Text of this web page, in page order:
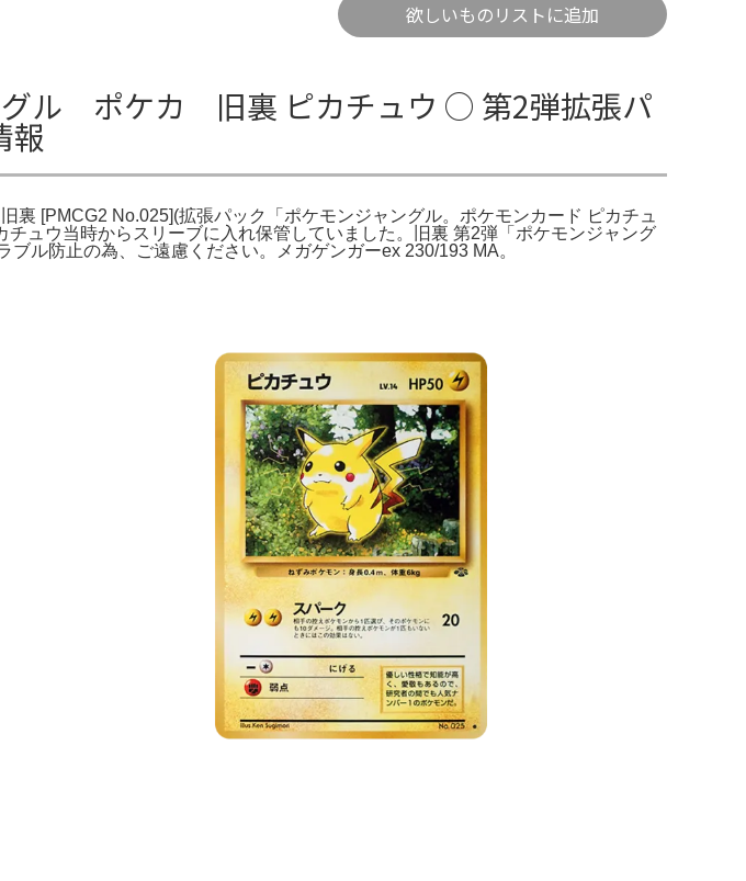
欲しいものリストに追加
グル ポケカ 旧裏 ピカチュウ ○ 第2弾拡張パ
報
[PMCG2 No.025](拡張パック「ポケモンジャングル。ポケモンカード ピカチュ
ウ当時からスリーブに入れ保管していました。旧裏 第2弾「ポケモンジャング
ル防止の為、ご遠慮ください。メガゲンガーex 230/193 MA。